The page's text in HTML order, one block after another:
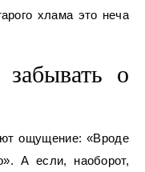
хлама это неча
о
ощущение: «Вроде
А если, наоборот,